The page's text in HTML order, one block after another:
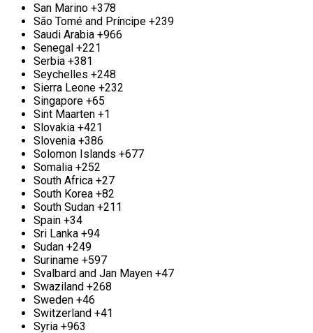
металла м. Улица Скобелевская
Компания «Втормет» м. Улица Скобелевская
радостно распахивает свои двери для
долгосрочного и плодотворного сотрудничества
на взаимовыгодных условиях. Если вы
представляете крупное строительное
предприятие, электросетевую компанию или
ваша деятельность сопряжена с регулярным
образованием металлолома, то у нас для вас есть
замечательные предложения. Мы обеспечиваем
конкурентоспособные расценки на прием и
вывоз металла, а также гарантируем
приоритетное обслуживание для наших
постоянных клиентов. Мы понимаем важность
надежного партнера, и именно поэтому ваше
доверие будет оценено по достоинству. Если
наше предложение привлекло ваше внимание, не
медлите — звоните нам! Во «Втормет» мы всегда
открыты для новых партнерств и с нетерпением
ждем возможности сосредоточить наши усилия
на совместном успехе.
San Marino +378
São Tomé and Príncipe +239
Saudi Arabia +966
Senegal +221
Serbia +381
Seychelles +248
Sierra Leone +232
Singapore +65
Sint Maarten +1
Slovakia +421
Slovenia +386
Solomon Islands +677
Somalia +252
South Africa +27
South Korea +82
South Sudan +211
Spain +34
Sri Lanka +94
Sudan +249
Suriname +597
Svalbard and Jan Mayen +47
Swaziland +268
Sweden +46
Switzerland +41
Syria +963